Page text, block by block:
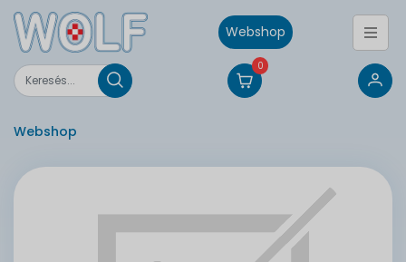
Webshop
0
Webshop